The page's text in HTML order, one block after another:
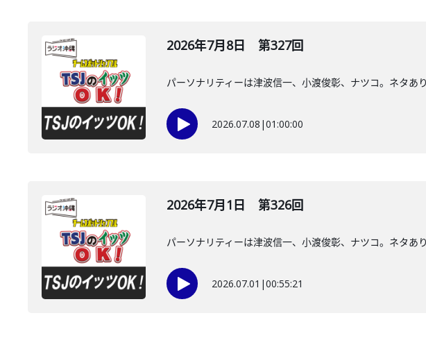
2026年7月8日 第327回
パーソナリティーは津波信一、小渡俊彰、ナツコ。ネタあ
2026.07.08 |01:00:00
2026年7月1日 第326回
パーソナリティーは津波信一、小渡俊彰、ナツコ。ネタあ
2026.07.01 |00:55:21